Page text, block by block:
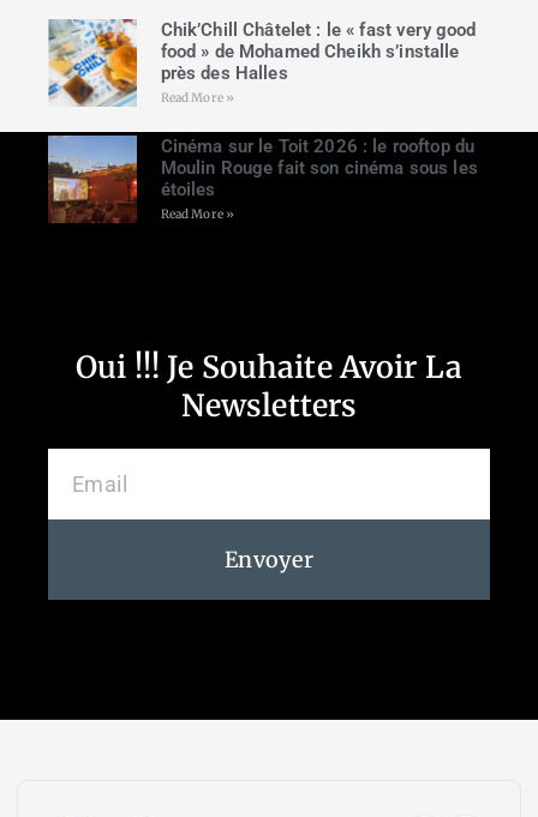
Chik’Chill Châtelet : le « fast very good
food » de Mohamed Cheikh s’installe
près des Halles
Read More »
Cinéma sur le Toit 2026 : le rooftop du
Moulin Rouge fait son cinéma sous les
étoiles
Read More »
Oui !!! Je Souhaite Avoir La
Newsletters
Envoyer